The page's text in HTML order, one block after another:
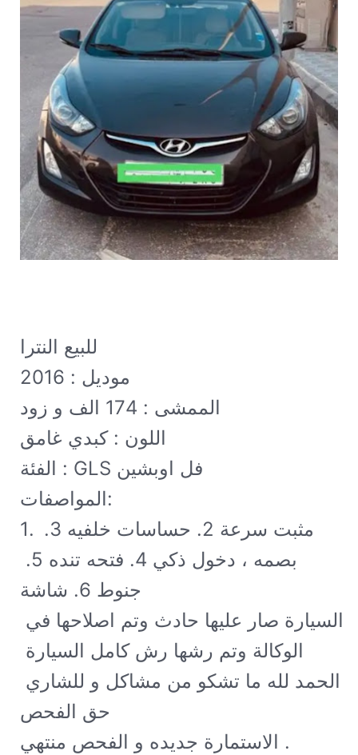
للبيع النترا
موديل : 2016
الممشى : 174 الف و زود
اللون : كبدي غامق
الفئة : GLS فل اوبشين
المواصفات:
1. مثبت سرعة 2. حساسات خلفيه 3.
جنوط 6. شاشة
حق الفحص
الاستمارة جديده و الفحص منتهي .